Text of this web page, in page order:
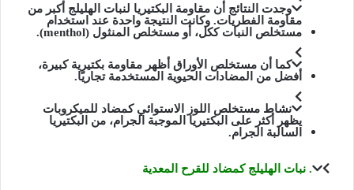
وجدت النتائج أن مقاومة البكتيريا لنبات الهليلج أكبر من
مقاومة الفطريات. وكانت النتيجة واحدة عند استخدام
مستخلص النبات ككل، أو مستخلص المنثول (menthol).
كما أن مستخلص الأوراق أظهر مقاومة بكتيرية كبيرة،
أفضل من المضادات الحيوية المستخدمة تجاريًا.
نشاط مستخلص اللوز الاستوائي كمضاد للميكروبات
يظهر أكثر على البكتيريا الموجبة الجرام، من البكتيريا
السالبة الجرام.
. نبات الهليلج كمضاد للقرح المعدية